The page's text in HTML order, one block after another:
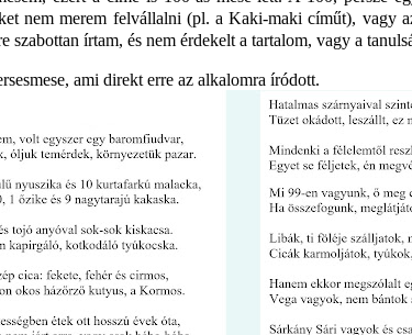
nem merem felvállalni (pl. a Kaki-maki címűt), vagy
szabottan írtam, és nem érdekelt a tartalom, vagy a
ami direkt erre az alkalomra íródott.